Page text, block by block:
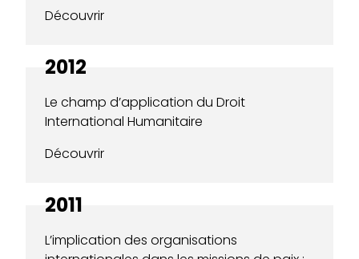
Découvrir
2012
Le champ d’application du Droit
International Humanitaire
Découvrir
2011
L’implication des organisations